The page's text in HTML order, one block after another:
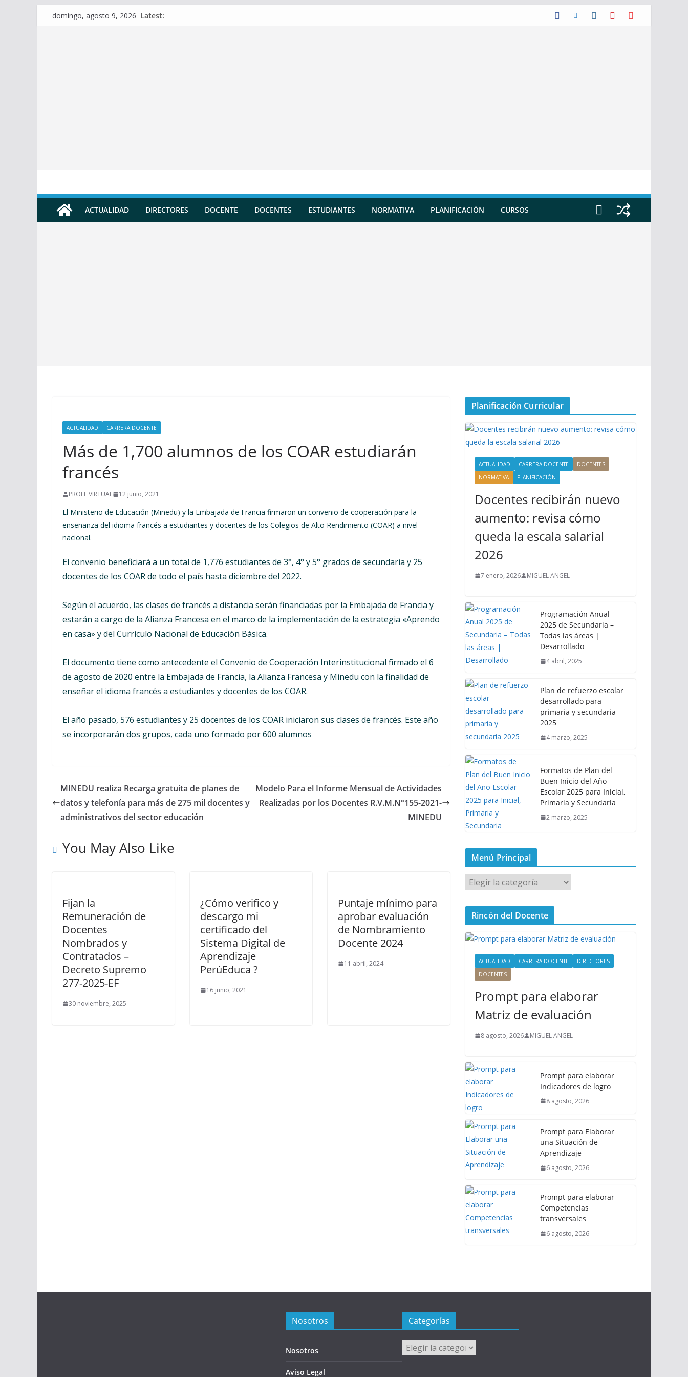
domingo, agosto 9, 2026 Latest:
ACTUALIDAD DIRECTORES DOCENTE DOCENTES ESTUDIANTES NORMATIVA PLANIFICACIÓN CURSOS
ACTUALIDAD CARRERA DOCENTE
Más de 1,700 alumnos de los COAR estudiarán
francés
PROFE VIRTUAL 12 junio, 2021
El Ministerio de Educación (Minedu) y la Embajada de Francia firmaron un convenio de cooperación para la
enseñanza del idioma francés a estudiantes y docentes de los Colegios de Alto Rendimiento (COAR) a nivel
nacional.
El convenio beneficiará a un total de 1,776 estudiantes de 3°, 4° y 5° grados de secundaria y 25
docentes de los COAR de todo el país hasta diciembre del 2022.
Según el acuerdo, las clases de francés a distancia serán financiadas por la Embajada de Francia y
estarán a cargo de la Alianza Francesa en el marco de la implementación de la estrategia «Aprendo
en casa» y del Currículo Nacional de Educación Básica.
El documento tiene como antecedente el Convenio de Cooperación Interinstitucional firmado el 6
de agosto de 2020 entre la Embajada de Francia, la Alianza Francesa y Minedu con la finalidad de
enseñar el idioma francés a estudiantes y docentes de los COAR.
El año pasado, 576 estudiantes y 25 docentes de los COAR iniciaron sus clases de francés. Este año
se incorporarán dos grupos, cada uno formado por 600 alumnos
MINEDU realiza Recarga gratuita de planes de
datos y telefonía para más de 275 mil docentes y
administrativos del sector educación
Modelo Para el Informe Mensual de Actividades
Realizadas por los Docentes R.V.M.N°155-2021-
MINEDU
You May Also Like
Fijan la
Remuneración de
Docentes
Nombrados y
Contratados –
Decreto Supremo
277-2025-EF
30 noviembre, 2025
¿Cómo verifico y
descargo mi
certificado del
Sistema Digital de
Aprendizaje
PerúEduca ?
16 junio, 2021
Puntaje mínimo para
aprobar evaluación
de Nombramiento
Docente 2024
11 abril, 2024
Planificación Curricular
ACTUALIDAD CARRERA DOCENTE
DOCENTES
NORMATIVA
PLANIFICACIÓN
Docentes recibirán nuevo
aumento: revisa cómo
queda la escala salarial
2026
7 enero, 2026 MIGUEL ANGEL
Programación Anual
2025 de Secundaria –
Todas las áreas |
Desarrollado
4 abril, 2025
Plan de refuerzo escolar
desarrollado para
primaria y secundaria
2025
4 marzo, 2025
Formatos de Plan del
Buen Inicio del Año
Escolar 2025 para Inicial,
Primaria y Secundaria
2 marzo, 2025
Menú Principal
M
e
n
P
Rincón del Docente
ACTUALIDAD CARRERA DOCENTE
DIRECTORES
DOCENTES
Prompt para elaborar
Matriz de evaluación
8 agosto, 2026 MIGUEL ANGEL
Prompt para elaborar
Indicadores de logro
8 agosto, 2026
Prompt para Elaborar
una Situación de
Aprendizaje
6 agosto, 2026
Prompt para elaborar
Competencias
transversales
6 agosto, 2026
Nosotros
Nosotros
Aviso Legal
Categorías
Categorías